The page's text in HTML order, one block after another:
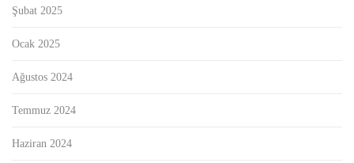
Şubat 2025
Ocak 2025
Ağustos 2024
Temmuz 2024
Haziran 2024